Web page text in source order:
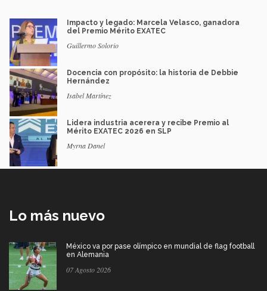
Impacto y legado: Marcela Velasco, ganadora
del Premio Mérito EXATEC
Guillermo Solorio
Docencia con propósito: la historia de Debbie
Hernández
Isabel Martínez
Lidera industria acerera y recibe Premio al
Mérito EXATEC 2026 en SLP
Myrna Danel
Lo más nuevo
México va por pase olímpico en mundial de flag football
en Alemania
07 Agosto 2026